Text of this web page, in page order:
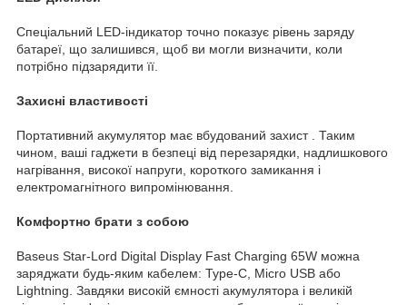
Спеціальний LED-індикатор точно показує рівень заряду
батареї, що залишився, щоб ви могли визначити, коли
потрібно підзарядити її.
Захисні властивості
Портативний акумулятор має вбудований захист . Таким
чином, ваші гаджети в безпеці від перезарядки, надлишкового
нагрівання, високої напруги, короткого замикання і
електромагнітного випромінювання.
Комфортно брати з собою
Baseus Star-Lord Digital Display Fast Charging 65W можна
заряджати будь-яким кабелем: Type-С, Micro USB або
Lightning. Завдяки високій ємності акумулятора і великій